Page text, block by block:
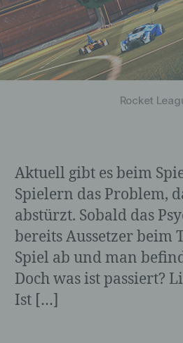
Rocket
Aktuell gibt es beim
Spielern das Problem,
abstürzt. Sobald das
bereits Aussetzer beim
Spiel ab und man
Doch was ist passiert?
Ist […]